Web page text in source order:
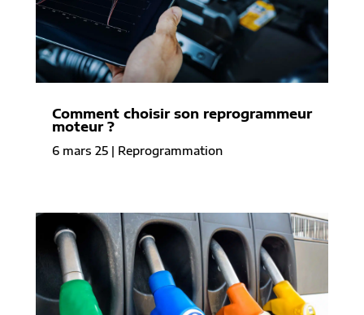
Comment choisir son reprogrammeur
moteur ?
6 mars 25| Reprogrammation